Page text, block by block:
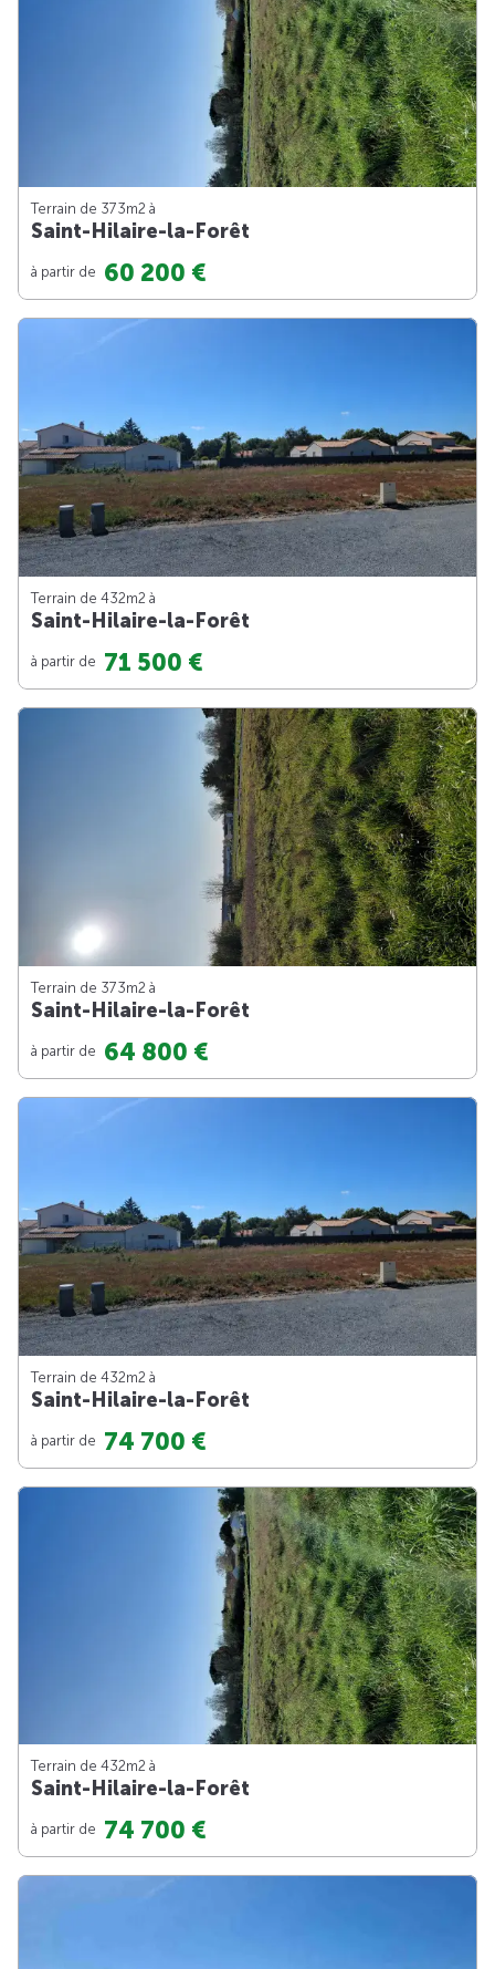
Terrain de 373m2 à
Saint-Hilaire-la-Forêt
à partir de 60 200 €
Terrain de 432m2 à
Saint-Hilaire-la-Forêt
à partir de 71 500 €
Terrain de 373m2 à
Saint-Hilaire-la-Forêt
à partir de 64 800 €
Terrain de 432m2 à
Saint-Hilaire-la-Forêt
à partir de 74 700 €
Terrain de 432m2 à
Saint-Hilaire-la-Forêt
à partir de 74 700 €